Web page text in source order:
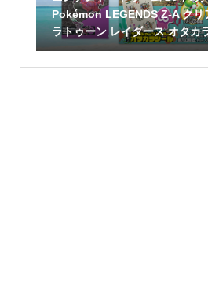
Pokémon LEGENDS Z-A クリ
ラトゥーン レイダース オタカ